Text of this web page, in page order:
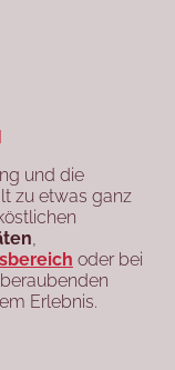
und die
zu etwas ganz
,
oder bei
Erlebnis.